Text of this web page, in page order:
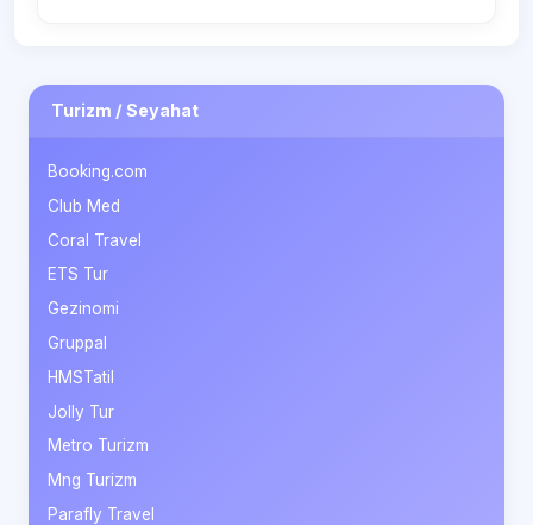
Turizm / Seyahat
Booking.com
Club Med
Coral Travel
ETS Tur
Gezinomi
Gruppal
HMSTatil
Jolly Tur
Metro Turizm
Mng Turizm
Parafly Travel